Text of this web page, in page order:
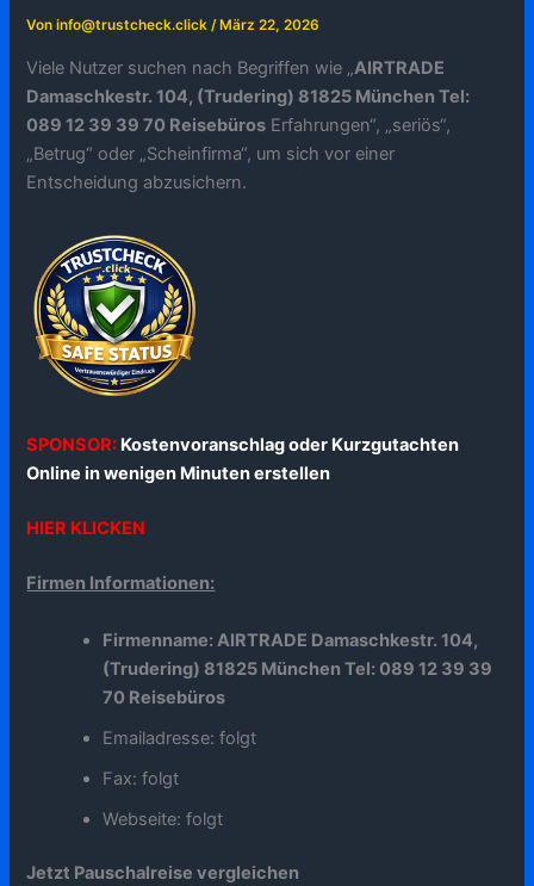
Voninfo@trustcheck.click/ März 22, 2026
Viele Nutzer suchen nach Begriffen wie „AIRTRADE
Damaschkestr. 104, (Trudering) 81825 München Tel:
089 12 39 39 70 Reisebüros Erfahrungen“, „seriös“,
„Betrug“ oder „Scheinfirma“, um sich vor einer
Entscheidung abzusichern.
SPONSOR: Kostenvoranschlag oder Kurzgutachten
Online in wenigen Minuten erstellen
HIER KLICKEN
Firmen Informationen:
Firmenname: AIRTRADE Damaschkestr. 104,
(Trudering) 81825 München Tel: 089 12 39 39
70 Reisebüros
Emailadresse: folgt
Fax: folgt
Webseite: folgt
Jetzt Pauschalreise vergleichen